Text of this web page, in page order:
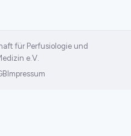
für Perfusiologie und
e.V.
Impressum